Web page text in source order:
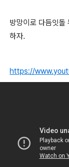
방망이로 다듬잇돌
하자.
https://